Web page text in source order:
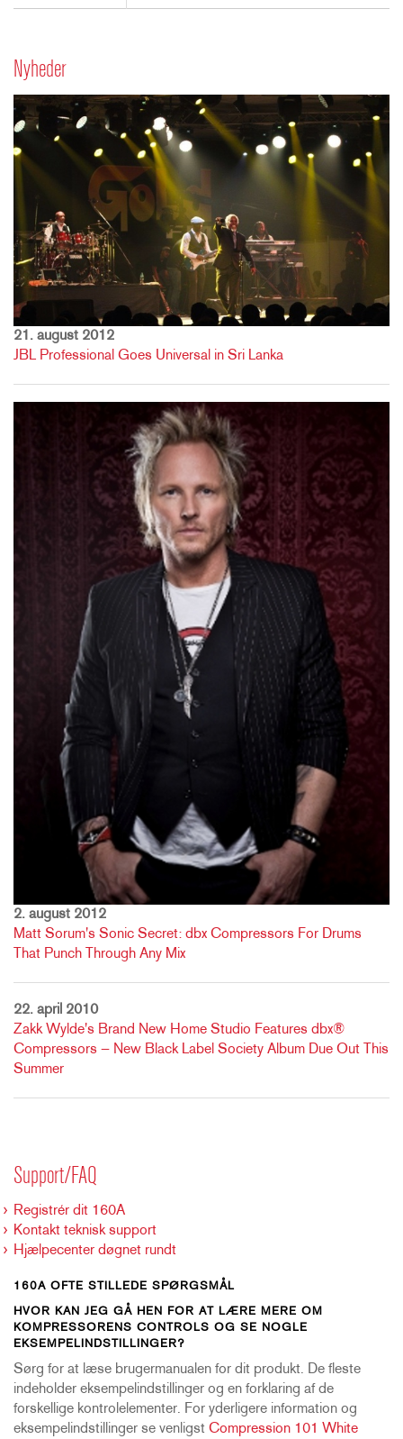
Nyheder
21. august 2012
JBL Professional Goes Universal in Sri Lanka
2. august 2012
Matt Sorum's Sonic Secret: dbx Compressors For Drums
That Punch Through Any Mix
22. april 2010
Zakk Wylde's Brand New Home Studio Features dbx®
Compressors — New Black Label Society Album Due Out This
Summer
Support/FAQ
Registrér dit 160A
Kontakt teknisk support
Hjælpecenter døgnet rundt
160A OFTE STILLEDE SPØRGSMÅL
HVOR KAN JEG GÅ HEN FOR AT LÆRE MERE OM
KOMPRESSORENS CONTROLS OG SE NOGLE
EKSEMPELINDSTILLINGER?
Sørg for at læse brugermanualen for dit produkt. De fleste
indeholder eksempelindstillinger og en forklaring af de
forskellige kontrolelementer. For yderligere information og
eksempelindstillinger se venligst Compression 101 White